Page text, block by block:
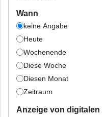
Wann
keine Angabe
Heute
Wochenende
Diese Woche
Diesen Monat
Zeitraum
Anzeige von digitalen